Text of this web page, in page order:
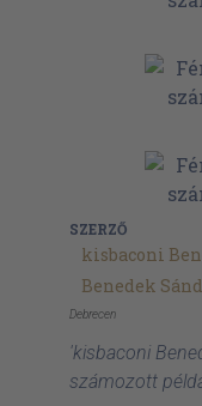
SZERZŐ
kisbaconi
Benedek
Debrecen
'kisbaconi
számozott